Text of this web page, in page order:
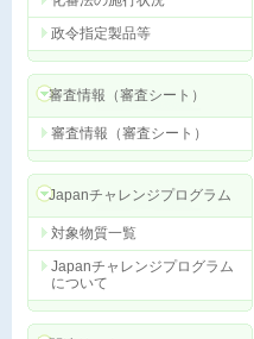
政令指定製品等
審査情報（審査シート）
審査情報（審査シート）
Japanチャレンジプログラム
対象物質一覧
Japanチャレンジプログラム
について